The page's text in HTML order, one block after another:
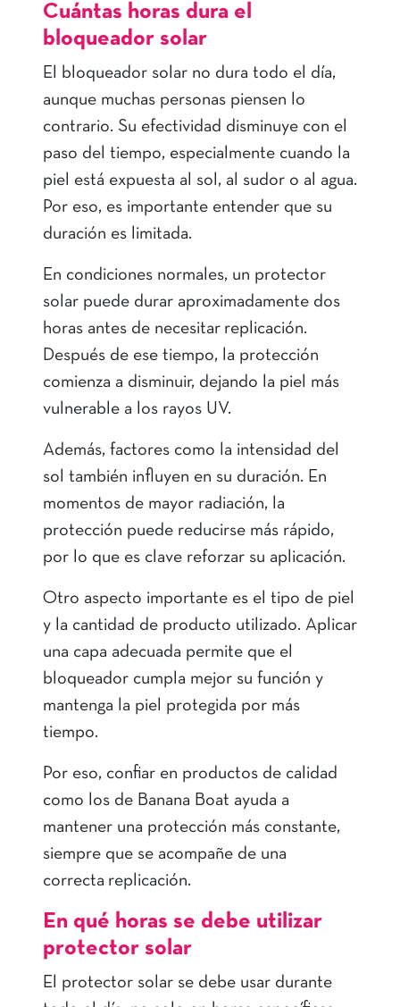
Cuántas horas dura el
bloqueador solar
El bloqueador solar no dura todo el día,
aunque muchas personas piensen lo
contrario. Su efectividad disminuye con el
paso del tiempo, especialmente cuando la
piel está expuesta al sol, al sudor o al agua.
Por eso, es importante entender que su
duración es limitada.
En condiciones normales, un protector
solar puede durar aproximadamente dos
horas antes de necesitar replicación.
Después de ese tiempo, la protección
comienza a disminuir, dejando la piel más
vulnerable a los rayos UV.
Además, factores como la intensidad del
sol también influyen en su duración. En
momentos de mayor radiación, la
protección puede reducirse más rápido,
por lo que es clave reforzar su aplicación.
Otro aspecto importante es el tipo de piel
y la cantidad de producto utilizado. Aplicar
una capa adecuada permite que el
bloqueador cumpla mejor su función y
mantenga la piel protegida por más
tiempo.
Por eso, confiar en productos de calidad
como los de Banana Boat ayuda a
mantener una protección más constante,
siempre que se acompañe de una
correcta replicación.
En qué horas se debe utilizar
protector solar
El protector solar se debe usar durante